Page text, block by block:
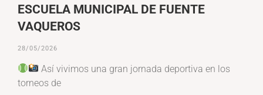
ESCUELA MUNICIPAL DE FUENTE
VAQUEROS
28/05/2026
Así vivimos una gran jornada deportiva en los
torneos de